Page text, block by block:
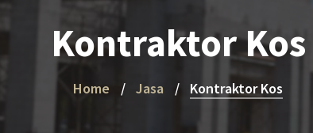
Kontraktor Kos
Home Jasa Kontraktor Kos